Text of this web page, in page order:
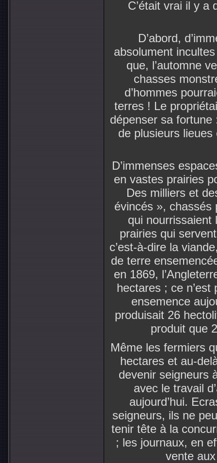
C’était vrai il y a
D’abord,
absolument
que, l’automne
chasses
d’hommes
terres ! Le
dépenser sa fortune
de plusieurs
D’immenses
en vastes prairies
Des milliers et
évincés », chassés
qui nourrissaient
prairies qui
c’est-à-dire la
de terre
en 1869,
hectares ; ce n’est
ensemence
produisait 26
produit que
Même les fermiers
hectares et au-
devenir seigneurs
avec le travail
aujourd’hui.
seigneurs, ils ne
tenir tête à la
; les journaux, en
vente